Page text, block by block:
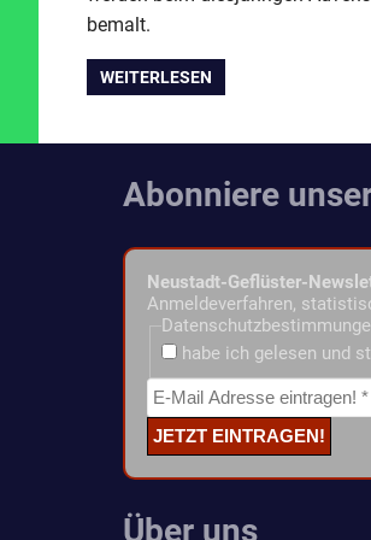
bemalt.
WEITERLESEN
Abonniere
Neustadt-Geflüster-
Anmeldeverfahren,
habe ich gelesen und
Über uns